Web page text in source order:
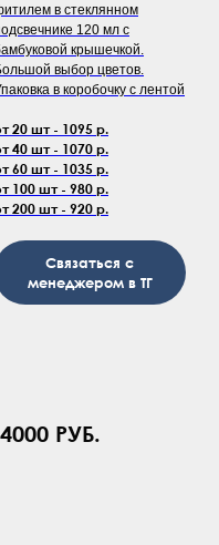
в стеклянном
120 мл с
крышечкой.
выбор цветов.
в коробочку с лентой
20 шт - 1095 р.
40 шт - 1070 р.
60 шт - 1035 р.
100 шт - 980 р.
200 шт - 920 р.
Связаться с
менеджером в ТГ
РУБ.